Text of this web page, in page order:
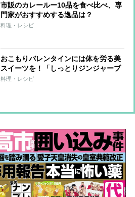
市販のカレールー10品を食べ比べ、専
門家がおすすめする逸品は？
料理・レシピ
おこもりバレンタインには体を労る美
スイーツを！「しっとりジンジャーブ
ラウニー」【市橋有里の美レシピ】
料理・レシピ